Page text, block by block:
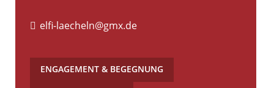
elfi-laecheln@gmx.de
ENGAGEMENT & BEGEGNUNG